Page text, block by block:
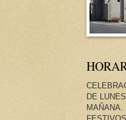
DE
MAÑANA.